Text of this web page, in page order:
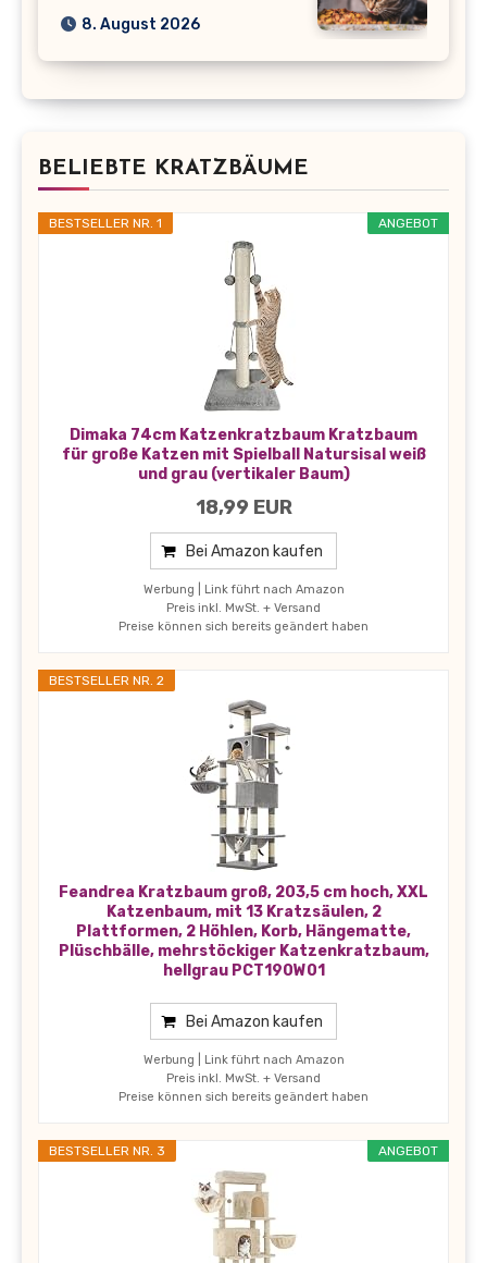
8. August 2026
BELIEBTE KRATZBÄUME
ANGEBOT
BESTSELLER NR. 1
Dimaka 74cm Katzenkratzbaum Kratzbaum
für große Katzen mit Spielball Natursisal weiß
und grau (vertikaler Baum)
18,99 EUR
Bei Amazon kaufen
Werbung | Link führt nach Amazon
Preis inkl. MwSt. + Versand
Preise können sich bereits geändert haben
BESTSELLER NR. 2
Feandrea Kratzbaum groß, 203,5 cm hoch, XXL
Katzenbaum, mit 13 Kratzsäulen, 2
Plattformen, 2 Höhlen, Korb, Hängematte,
Plüschbälle, mehrstöckiger Katzenkratzbaum,
hellgrau PCT190W01
Bei Amazon kaufen
Werbung | Link führt nach Amazon
Preis inkl. MwSt. + Versand
Preise können sich bereits geändert haben
ANGEBOT
BESTSELLER NR. 3